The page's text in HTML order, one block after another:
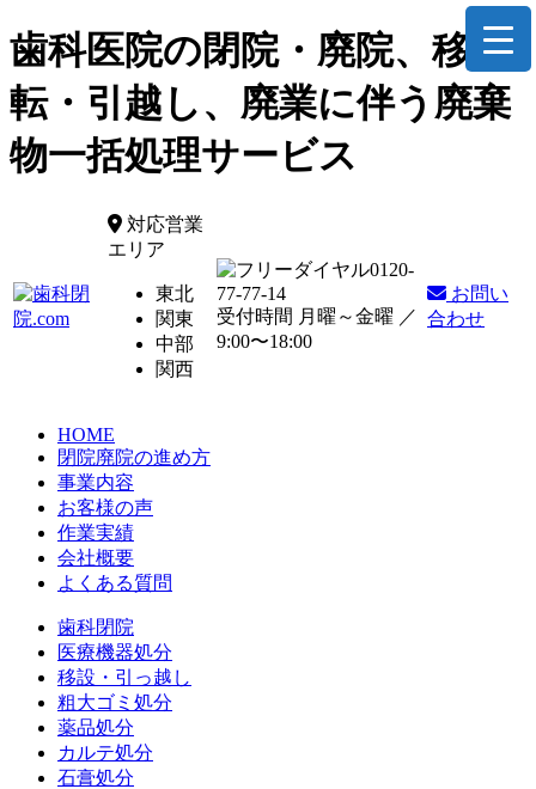
歯科医院の閉院・廃院、移
転・引越し、廃業に伴う廃棄
物一括処理サービス
対応営業
エリア
東北
関東
中部
関西
0120-
77-77-14
受付時間 月曜～金曜 ／
9:00〜18:00
お問い
合わせ
HOME
閉院廃院の進め方
事業内容
お客様の声
作業実績
会社概要
よくある質問
歯科閉院
医療機器処分
移設・引っ越し
粗大ゴミ処分
薬品処分
カルテ処分
石膏処分